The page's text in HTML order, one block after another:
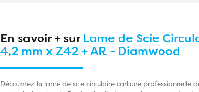
En savoir + sur Lame de Scie
4,2 mm x Z42 + AR - Diamwood
Découvrez la lame de scie circulaire carbure